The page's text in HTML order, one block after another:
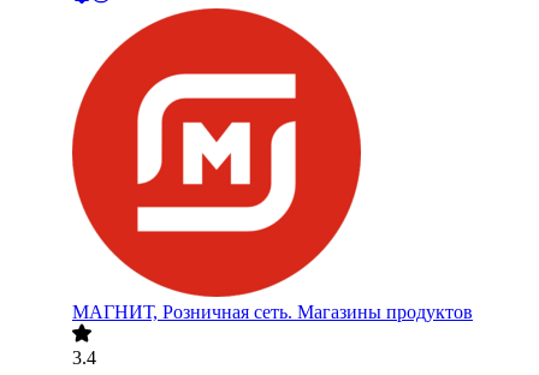
МАГНИТ, Розничная сеть. Магазины продуктов
3.4